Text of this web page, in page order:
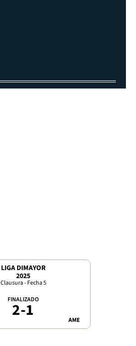
LIGA DIMAYOR
2025
Clausura - Fecha 5
FINALIZADO
2-1 AME